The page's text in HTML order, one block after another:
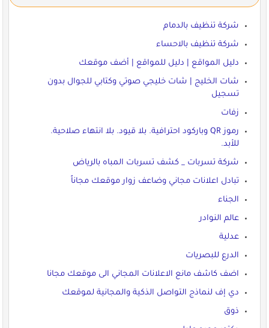
شركة تنظيف بالدمام
شركة تنظيف بالاحساء
دليل المواقع | دليل للمواقع | أضف موقعك
شات الخليج | شات خليجي صوتي وكتابي للجوال بدون
تسجيل
زفات
رموز QR وباركود احترافية. بلا قيود. بلا انتهاء صلاحية.
للأبد.
شركة تسربات _ كشف تسربات المباه بالرياض
تبادل اعلانات مجاني وضاعف زوار موقعك مجاناً
الجناء
عالم النوادر
عدلية
الدرع للبصريات
اضف كاشف مانع الاعلانات المجاني الى موقعك مجانا
دي إف لنماذج التواصل الذكية والمجانية لموقعك
ذوق